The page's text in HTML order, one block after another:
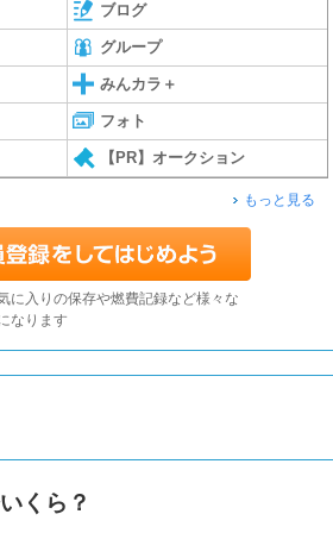
ブログ
グループ
みんカラ＋
フォト
【PR】オークション
もっと見る
に入りの保存や燃費記録など様々な
なります
くら？